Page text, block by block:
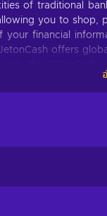
of traditional
you to
your financial
offers
for various